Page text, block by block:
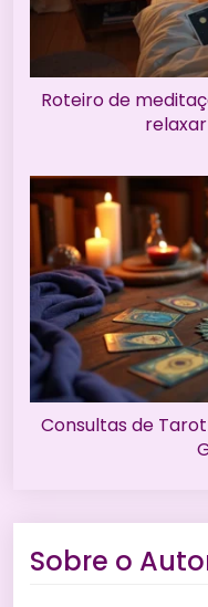
Roteiro de
Consultas de
Sobre o